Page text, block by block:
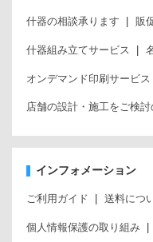
什器の相談承ります 販
什器組み立てサービス
オンデマンド印刷サービス
店舗の設計・施工をご検討
インフォメーション
ご利用ガイド 送料につ
個人情報保護の取り組み